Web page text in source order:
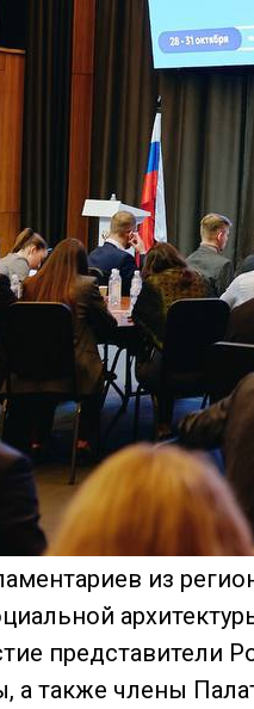
из
представители
а также члены